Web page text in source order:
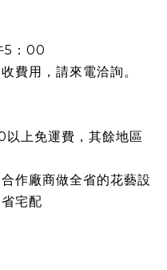
5：00
費用，請來電洽詢。
以上免運費，其餘地區
作廠商做全省的花藝設
宅配